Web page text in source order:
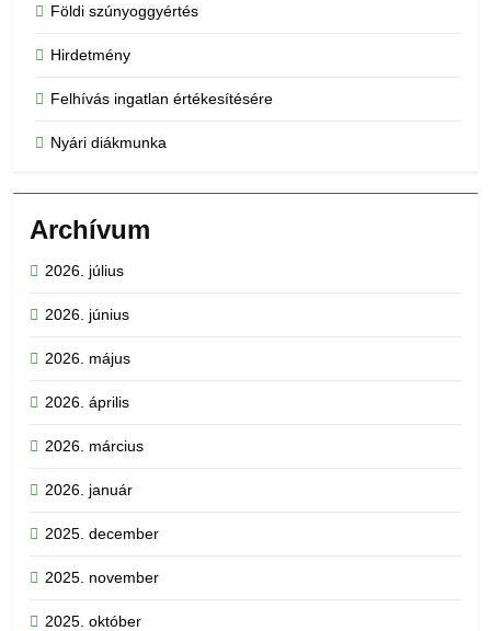
Földi szúnyoggyértés
Hirdetmény
Felhívás ingatlan értékesítésére
Nyári diákmunka
Archívum
2026. július
2026. június
2026. május
2026. április
2026. március
2026. január
2025. december
2025. november
2025. október